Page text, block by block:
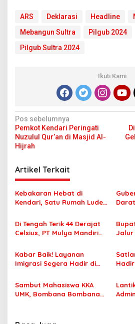
ARS Deklarasi Headline
Mebangun Sultra
Pilgub 2024
Pilgub Sultra 2024
Ikuti Kami
N
a
v
i
g
a
s
i
p
s
Pos sebelumnya
Pemkot Kendari Peringati
Nuzulul Qur’an di Masjid Al-
Hijrah
Artikel Terkait
Kebakaran Hebat di
Kendari, Satu Rumah Ludes
Tiga
Di Tengah Terik 44 Derajat
Celsius, PT Mulya Mandiri
Jamaah Tetap Sehat dan
Nyaman Beribadah
Jalur
Kabar Baik! Layanan
Imigrasi Segera Hadir di
Perlu Lagi ke Kendari
Sambut Mahasiswa KKA
UMK, Bombana Bombana